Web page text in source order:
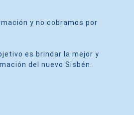
y no cobramos por
es brindar la mejor y
del nuevo Sisbén.